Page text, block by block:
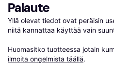
Palaute
Yllä olevat tiedot ovat peräisin
niitä kannattaa käyttää vain
Huomasitko tuotteessa jotain
ilmoita ongelmista täällä.